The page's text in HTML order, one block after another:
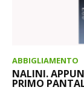
ABBIGLIAMENTO
NALINI.
PRIMO